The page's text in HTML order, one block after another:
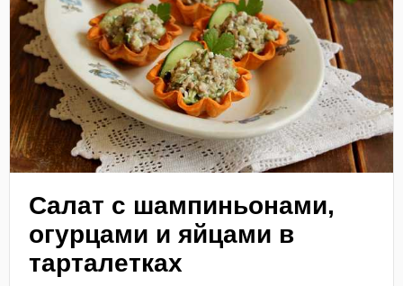
Салат с шампиньонами,
огурцами и яйцами в
тарталетках